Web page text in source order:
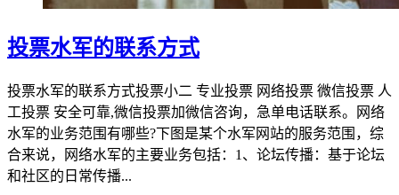
投票水军的联系方式
投票水军的联系方式投票小二 专业投票 网络投票 微信投票 人
工投票 安全可靠,微信投票加微信咨询，急单电话联系。网络
水军的业务范围有哪些?下图是某个水军网站的服务范围，综
合来说，网络水军的主要业务包括：1、论坛传播：基于论坛
和社区的日常传播...